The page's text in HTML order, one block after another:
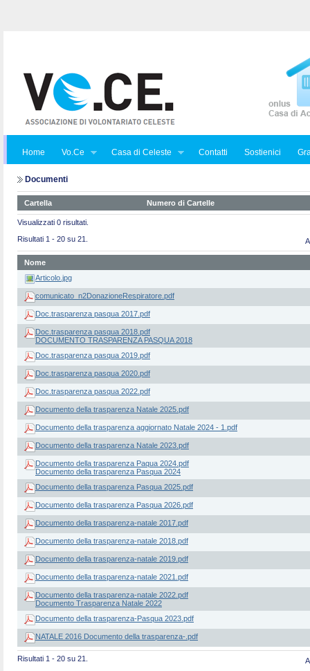
Home Vo.Ce Casa di Celeste Contatti Sostienici
Documenti
Cartella Numero di Cartelle
Visualizzati 0 risultati.
Risultati 1 - 20 su 21.
Nome
Articolo.jpg
comunicato_n2DonazioneRespiratore.pdf
Doc.trasparenza pasqua 2017.pdf
Doc.trasparenza pasqua 2018.pdf
DOCUMENTO TRASPARENZA PASQUA 2018
Doc.trasparenza pasqua 2019.pdf
Doc.trasparenza pasqua 2020.pdf
Doc.trasparenza pasqua 2022.pdf
Documento della trasparenza Natale 2025.pdf
Documento della trasparenza aggiornato Natale 2024 - 1.pdf
Documento della trasparenza Natale 2023.pdf
Documento della trasparenza Paqua 2024.pdf
Documento della trasparenza Pasqua 2024
Documento della trasparenza Pasqua 2025.pdf
Documento della trasparenza Pasqua 2026.pdf
Documento della trasparenza-natale 2017.pdf
Documento della trasparenza-natale 2018.pdf
Documento della trasparenza-natale 2019.pdf
Documento della trasparenza-natale 2021.pdf
Documento della trasparenza-natale 2022.pdf
Documento Trasparenza Natale 2022
Documento della trasparenza-Pasqua 2023.pdf
NATALE 2016 Documento della trasparenza-.pdf
Risultati 1 - 20 su 21.